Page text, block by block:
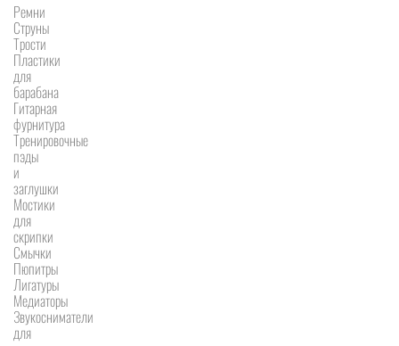
Ремни
Струны
Трости
Пластики
для
барабана
Гитарная
фурнитура
Тренировочные
пэды
и
заглушки
Мостики
для
скрипки
Смычки
Пюпитры
Лигатуры
Медиаторы
Звукосниматели
для